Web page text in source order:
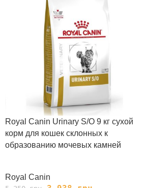
Royal Canin Urinary S/O 9 кг сухой
корм для кошек склонных к
образованию мочевых камней
Royal Canin